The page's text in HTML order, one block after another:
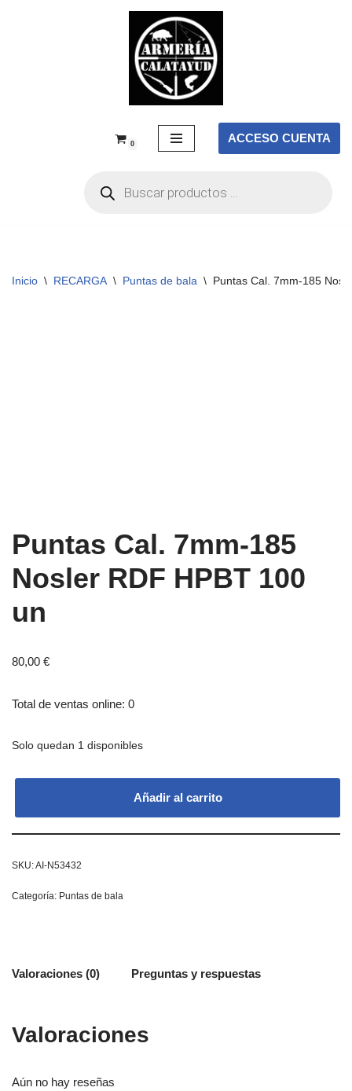
0 ACCESO CUENTA
Inicio \ RECARGA \ Puntas de bala \ Puntas Cal. 7mm-185
Puntas Cal. 7mm-185
Nosler RDF HPBT 100
un
80,00 €
Total de ventas online: 0
Solo quedan 1 disponibles
Añadir al carrito
SKU:AI-N53432
Categoría: Puntas de bala
Valoraciones (0) Preguntas y respuestas
Valoraciones
Aún no hay reseñas